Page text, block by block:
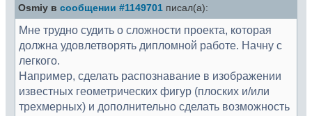
Osmiy в сообщении #1149701 писал(а):
Мне трудно судить о сложности проекта, которая
должна удовлетворять дипломной работе. Начну с
легкого.
Например, сделать распознавание в изображении
известных геометрических фигур (плоских и/или
трехмерных) и дополнительно сделать возможность